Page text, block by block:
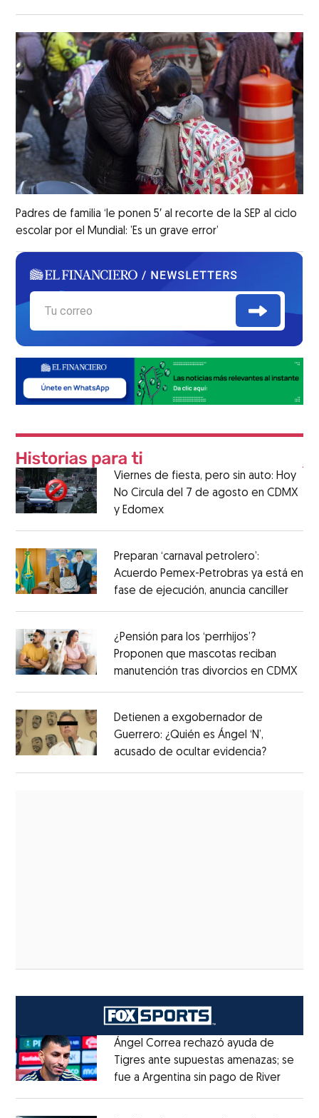
Padres de familia ‘le ponen 5′ al recorte de la SEP al ciclo
escolar por el Mundial: ’Es un grave error’
Viernes de fiesta, pero sin auto: Hoy
No Circula del 7 de agosto en CDMX
y Edomex
Preparan ‘carnaval petrolero’:
Acuerdo Pemex-Petrobras ya está en
fase de ejecución, anuncia canciller
¿Pensión para los ‘perrhijos’?
Proponen que mascotas reciban
manutención tras divorcios en CDMX
Detienen a exgobernador de
Guerrero: ¿Quién es Ángel ‘N’,
acusado de ocultar evidencia?
Ángel Correa rechazó ayuda de
Tigres ante supuestas amenazas; se
fue a Argentina sin pago de RiverOpens